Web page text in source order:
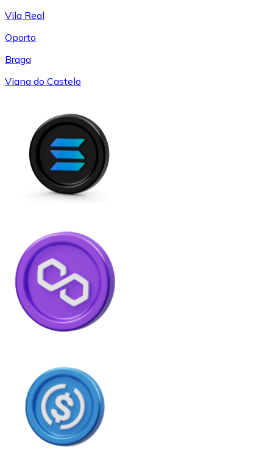
Vila Real
Oporto
Braga
Viana do Castelo